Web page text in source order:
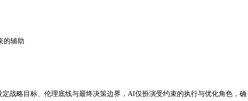
的辅助
战略目标、伦理底线与最终决策边界，AI仅扮演受约束的执行与优化角色，确